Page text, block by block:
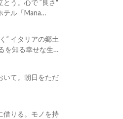
う。心で ”良さ"
テル「Mana
” イタリアの郷土
を知る幸せな生き
いて。朝日をただ
借りる。モノを持